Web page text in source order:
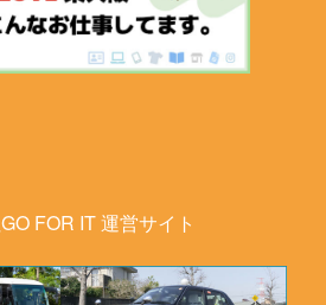
FOR IT 運営サイト